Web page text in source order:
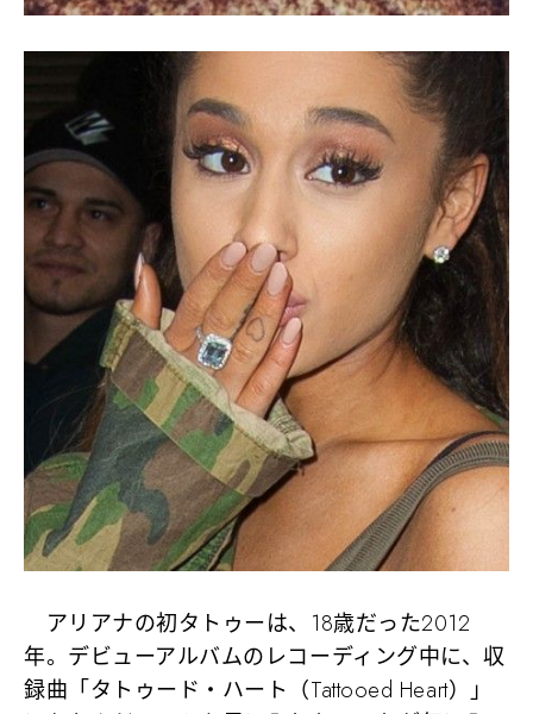
アリアナの初タトゥーは、18歳だった2012
年。デビューアルバムのレコーディング中に、収
録曲「タトゥード・ハート（Tattooed Heart）」